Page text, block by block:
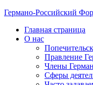
Германо-Российский
Главная страница
О нас
Правление
Члены
Сферы